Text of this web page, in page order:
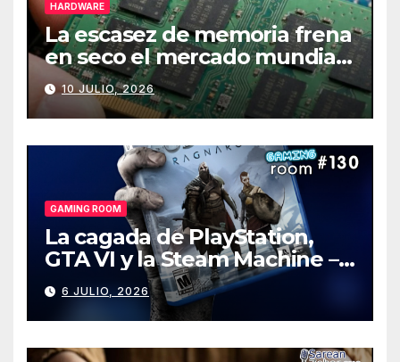
HARDWARE
La escasez de memoria frena
en seco el mercado mundial
de PCs
10 JULIO, 2026
GAMING ROOM
La cagada de PlayStation,
GTA VI y la Steam Machine –
Gaming Room #130
6 JULIO, 2026